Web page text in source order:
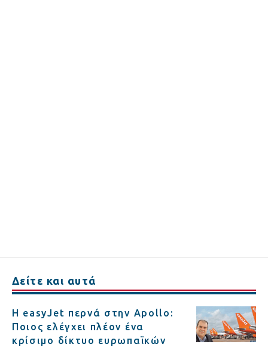
Δείτε και αυτά
Η easyJet περνά στην Apollo:
Ποιος ελέγχει πλέον ένα
κρίσιμο δίκτυο ευρωπαϊκών